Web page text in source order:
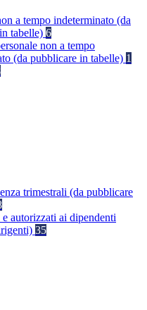
a tempo indeterminato (da
tabelle) 6
non a tempo
(da pubblicare in tabelle) 1
trimestrali (da pubblicare
autorizzati ai dipendenti
35